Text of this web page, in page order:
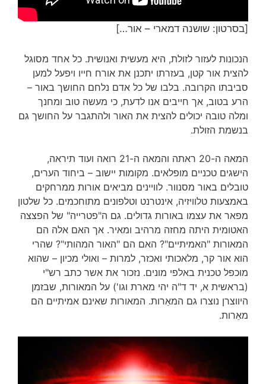
[בסרטון: שושנה דמארי – אור…]
הנכונות לעזור לזולת, היא מעשית ואנושית. כל אחד מסוגל
להצית אור קטן, בעזרתו יתכנן את אורח חייו ויפעל למען
סביבתו הקרובה. בלבו של כל אדם נלחם החושך באור –
הרע בטוב, אך חייבים אנו לדעת, כי מעשה טוב ומחנך
ומלה טובה יכולים להצית את האור ולהתגבר על החושך גם
בנשמת הזולת.
המאה ה-20 ראתה והמאה ה-21 רואה ועוד תיראה,
הישגים טכניים מופלאים. מקומות יישוב – ביחוד הערים,
טובלים באור מסנוור. לוויינים מביאים אורות ממרחקים
באמצעות טלוויזיה, אינטרנט וטלפונים מתוחכמים. כל שלטון
מפאר את עצמו באורות גדולים. גם ה"פטרייה" של הפצצה
האטומית היתה מחזה מרהיב ומאיר. אך האם אלה הם
המאורות "האמיתיים"? האם הם "האור המהותי"? שהרי
הוא אור קר, מלאכותי ואכזר, למרות – ואולי מכיון – שהוא
מוכפל טכנית באלפי מונים. נזכור את אשר כתב רש"י
(בראשית א, יד ד"ה יהי מארת וגו') על המאורות, שבזמן
היווצרן נוצרו גם המאֵרות. המאורות שאינם אמיתיים הם
מאֵרות.